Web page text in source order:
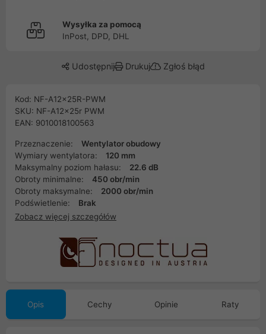
Wysyłka za pomocą
InPost, DPD, DHL
Udostępnij Drukuj Zgłoś błąd
Kod: NF-A12x25R-PWM
SKU: NF-A12x25r PWM
EAN: 9010018100563
Przeznaczenie:
Wentylator obudowy
Wymiary wentylatora:
120 mm
Maksymalny poziom hałasu:
22.6 dB
Obroty minimalne:
450 obr/min
Obroty maksymalne:
2000 obr/min
Podświetlenie:
Brak
Zobacz więcej szczegółów
Opis Cechy Opinie Raty